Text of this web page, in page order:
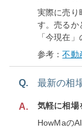
実際に売り
す。売るか
「今現在
参考：不動
Q. 最新の相
A.
気軽に相場
HowMaの